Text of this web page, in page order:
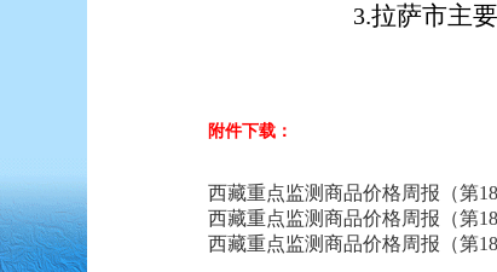
3.拉萨市主
附件下载：
西藏重点监测商品价格周报（第
西藏重点监测商品价格周报（第
西藏重点监测商品价格周报（第